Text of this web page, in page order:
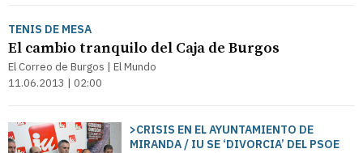
TENIS DE MESA
El cambio tranquilo del Caja de Burgos
El Correo de Burgos | El Mundo
11.06.2013 | 02:00
>CRISIS EN EL AYUNTAMIENTO DE
MIRANDA / IU SE ‘DIVORCIA’ DEL PSOE